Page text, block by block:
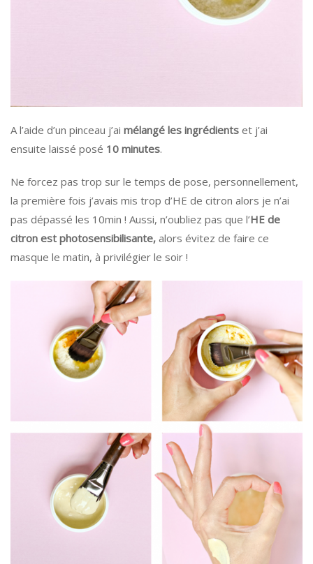
A l’aide d’un pinceau j’ai mélangé les ingrédients et j’ai
ensuite laissé posé 10 minutes.
Ne forcez pas trop sur le temps de pose, personnellement,
la première fois j’avais mis trop d’HE de citron alors je n’ai
pas dépassé les 10min ! Aussi, n’oubliez pas que l’HE de
citron est photosensibilisante, alors évitez de faire ce
masque le matin, à privilégier le soir !